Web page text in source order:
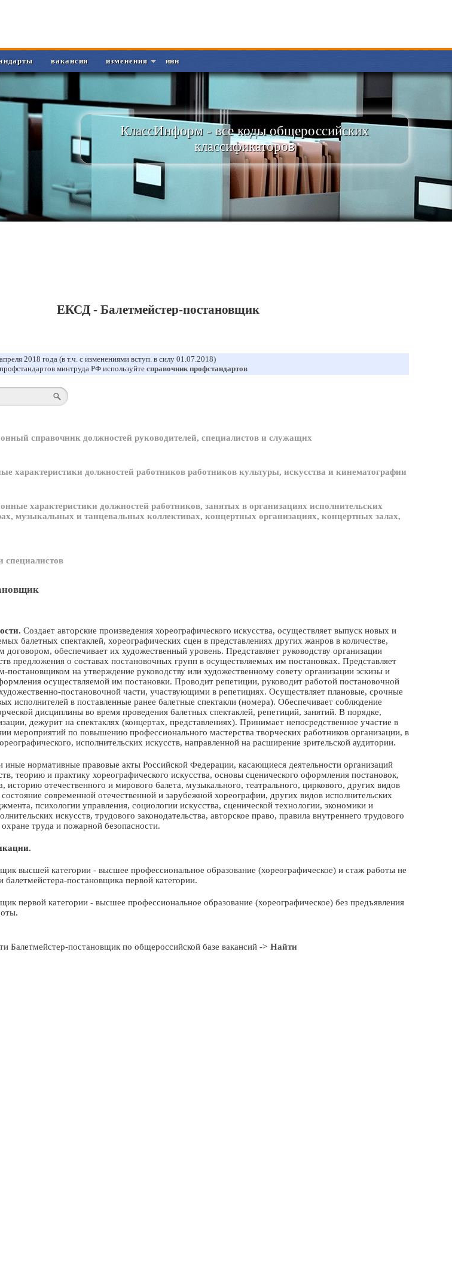
вакансии изменения инн
КлассИнформ - все коды общероссийских
классификаторов
ЕКСД - Балетмейстер-постановщик
2018 года (в т.ч. с изменениями вступ. в силу 01.07.2018)
минтруда РФ используйте справочник профстандартов
справочник должностей руководителей, специалистов и служащих
характеристики должностей работников работников культуры, искусства и кинематографии
характеристики должностей работников, занятых в организациях исполнительских
музыкальных и танцевальных коллективах, концертных организациях, концертных залах,
специалистов
Создает авторские произведения хореографического искусства, осуществляет выпуск новых и
балетных спектаклей, хореографических сцен в представлениях других жанров в количестве,
обеспечивает их художественный уровень. Представляет руководству организации
предложения о составах постановочных групп в осуществляемых им постановках. Представляет
постановщиком на утверждение руководству или художественному совету организации эскизы и
осуществляемой им постановки. Проводит репетиции, руководит работой постановочной
постановочной части, участвующими в репетициях. Осуществляет плановые, срочные
исполнителей в поставленные ранее балетные спектакли (номера). Обеспечивает соблюдение
дисциплины во время проведения балетных спектаклей, репетиций, занятий. В порядке,
дежурит на спектаклях (концертах, представлениях). Принимает непосредственное участие в
мероприятий по повышению профессионального мастерства творческих работников организации, в
исполнительских искусств, направленной на расширение зрительской аудитории.
иные нормативные правовые акты Российской Федерации, касающиеся деятельности организаций
теорию и практику хореографического искусства, основы сценического оформления постановок,
историю отечественного и мирового балета, музыкального, театрального, циркового, других видов
современной отечественной и зарубежной хореографии, других видов исполнительских
психологии управления, социологии искусства, сценической технологии, экономики и
искусств, трудового законодательства, авторское право, правила внутреннего трудового
труда и пожарной безопасности.
высшей категории - высшее профессиональное образование (хореографическое) и стаж работы не
балетмейстера-постановщика первой категории.
первой категории - высшее профессиональное образование (хореографическое) без предъявления
Балетмейстер-постановщик по общероссийской базе вакансий -> Найти